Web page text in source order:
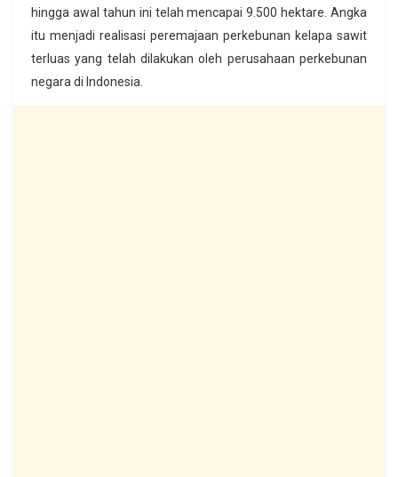
hingga awal tahun ini telah mencapai 9.500 hektare. Angka
itu menjadi realisasi peremajaan perkebunan kelapa sawit
terluas yang telah dilakukan oleh perusahaan perkebunan
negara di Indonesia.